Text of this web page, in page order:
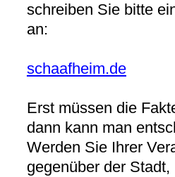
schreiben Sie bitte
an:
schaafheim.de
Erst müssen die
dann kann man
Werden Sie Ihrer
gegenüber der